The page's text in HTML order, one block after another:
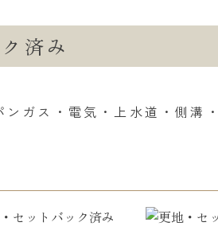
済み
ガス・電気・上水道・側溝